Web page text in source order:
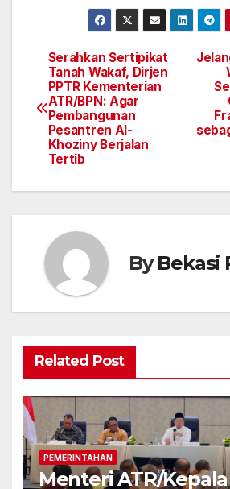
Navigasi
pos
Serahkan Sertipikat
Tanah Wakaf, Dirjen
PPTR Kementerian
ATR/BPN: Agar
Pembangunan
Pesantren Al-
Khoziny Berjalan
Tertib
ByBekasi
Related Post
PEMERINTAHAN
Menteri ATR/